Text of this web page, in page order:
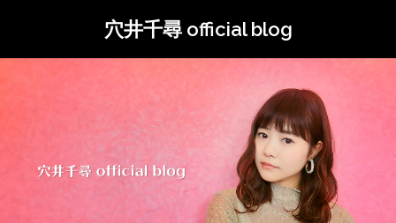
テ
穴井千尋 official blog